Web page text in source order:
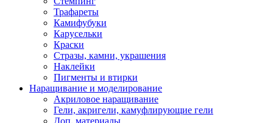
Трафареты
Камифубуки
Карусельки
Краски
Стразы, камни, украшения
Наклейки
Пигменты и втирки
Наращивание и моделирование
Акриловое наращивание
Гели, акригели, камуфлирующие гели
Доп. материалы